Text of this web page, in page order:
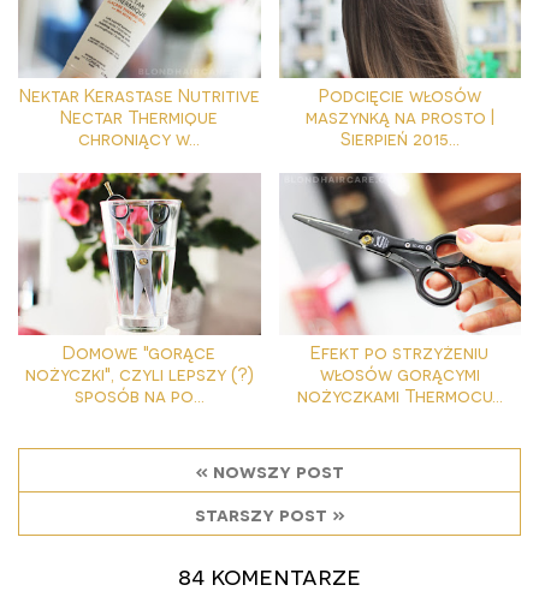
Nektar Kerastase Nutritive
Nectar Thermique
chroniący w...
Podcięcie włosów
maszynką na prosto |
Sierpień 2015...
Domowe "gorące
nożyczki", czyli lepszy (?)
sposób na po...
Efekt po strzyżeniu
włosów gorącymi
nożyczkami Thermocu...
« nowszy post
starszy post »
84 komentarze